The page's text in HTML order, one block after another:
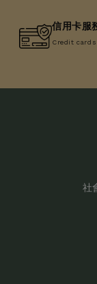
信用卡服
Credit cards
社